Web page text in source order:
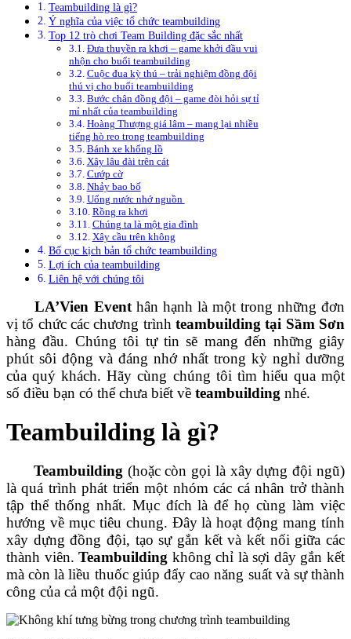
Teambuilding là gì?
Ý nghĩa của việc tổ chức teambuilding
Top 12 trò chơi Team Building đặc sắc nhất
Đưa thuyền ra khơi – game khởi đầu vui
nhộn cho buổi teambuilding
Cuộc đua kỳ thú – trải nghiệm đồng đội
thú vị cho buổi teambuilding
Bước chân đồng đội – game đòi hỏi sự tỉ
mỉ nhất của teambuilding
Hoàng Thượng giá lâm – mang lại nhiều
tiếng hò reo trong teambuilding
Bánh xe khổng lồ
Xây lâu đài trên cát
Cướp cờ
Nhảy bao bố
Uống nước nhớ nguồn
Rồng ra khơi
Chúng ta là một gia đình
Xây cầu trên không
Bố cục kịch bản tổ chức teambuilding
Lợi ích của teambuilding
Liên hệ với chúng tôi
LA’Vien Eventhân hạnh là một trong những đơn
vị tổ chức các chương trình teambuilding tại Sầm Sơn
hàng đầu. Chúng tôi tự tin sẽ mang đến những giây
phút sôi động và đáng nhớ nhất trong kỳ nghỉ dưỡng
của quý khách.Hãy cùng chúng tôi tìm hiểu qua một
số điều bạn có thể chưa biết về teambuilding nhé.
Teambuilding là gì?
Teambuilding (hoặc còn gọi là xây dựng đội ngũ)
là quá trình phát triển một nhóm các cá nhân trở thành
tập thể thống nhất. Mục đích là để họ cùng làm việc
hướng về mục tiêu chung. Đây là hoạt động mang tính
xây dựng đồng đội, tạo sự gắn kết và kết nối giữa các
thành viên.Teambuilding không chỉ là sợi dây gắn kết
mà còn là liều thuốc giúp đẩy cao năng suất và sự thành
công của cả một đội ngũ.